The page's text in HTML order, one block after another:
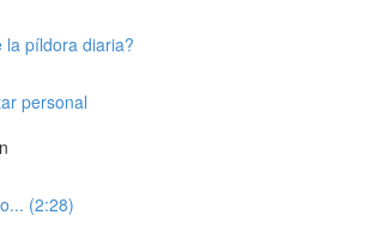
la píldora diaria?
personal
(2:28)